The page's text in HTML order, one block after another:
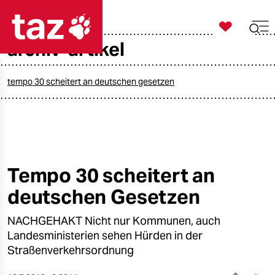
taz zahl ich
öko
gesellschaft
kultur
sport

taz zahl ich
archiv-artikel
tempo 30 scheitert an deutschen gesetzen
Tempo 30 scheitert an
deutschen Gesetzen
NACHGEHAKT Nicht nur Kommunen, auch
Landesministerien sehen Hürden in der
Straßenverkehrsordnung